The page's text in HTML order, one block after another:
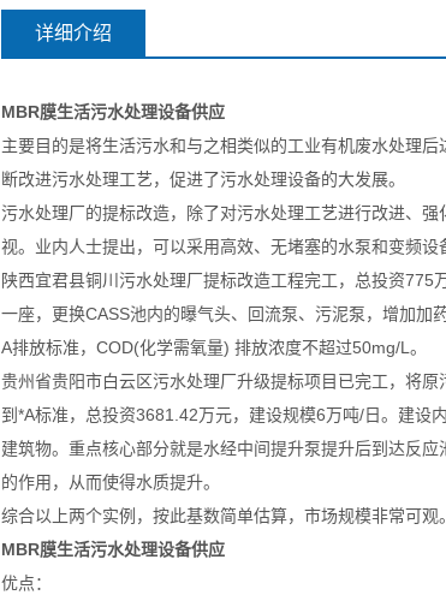
详细介绍
MBR膜生活污水处理设备供应
主要目的是将生活污水和与之相类似的工业有机废水处理
断改进污水处理工艺，促进了污水处理设备的大发展。
污水处理厂的提标改造，除了对污水处理工艺进行改进、
视。业内人士提出，可以采用高效、无堵塞的水泵和变频
陕西宜君县铜川污水处理厂提标改造工程完工，总投资
一座，更换CASS池内的曝气头、回流泵、污泥泵，增加
A排放标准，COD(化学需氧量) 排放浓度不超过50mg/L。
贵州省贵阳市白云区污水处理厂升级提标项目已完工，将
到*A标准，总投资3681.42万元，建设规模6万吨/日。建设
建筑物。重点核心部分就是水经中间提升泵提升后到达反
的作用，从而使得水质提升。
综合以上两个实例，按此基数简单估算，市场规模非常可观。
MBR膜生活污水处理设备供应
优点：